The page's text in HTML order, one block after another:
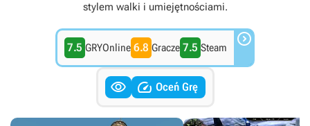
stylem walki i umiejętnościami.
7.5 GRYOnline 6.8 Gracze 7.5 Steam 
  Oceń Grę